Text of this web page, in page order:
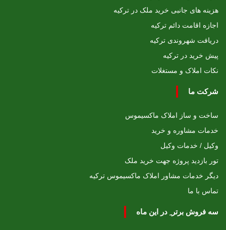
هزینه های جانبی خرید ملک در ترکیه
اجازه اقامت دائم ترکیه
دریافت شهروندی ترکیه
پیش خرید در ترکیه
نکات املاک و مستغلات
شرکت ما
ساخت و ساز املاک ماکسیموس
خدمات مشاوره و خرید
وکیل / خدمات وکیل
تور بازدید پروژه جهت خرید ملک
دیگر خدمات مشاور املاک ماکسیموس ترکیه
تماس با ما
سه فروش برتر ِ در این ماه